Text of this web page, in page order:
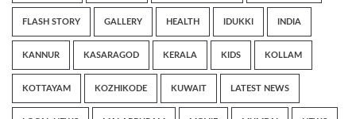
FLASH STORY GALLERY HEALTH IDUKKI INDIA
KANNUR KASARAGOD KERALA KIDS KOLLAM
KOTTAYAM KOZHIKODE KUWAIT LATEST NEWS